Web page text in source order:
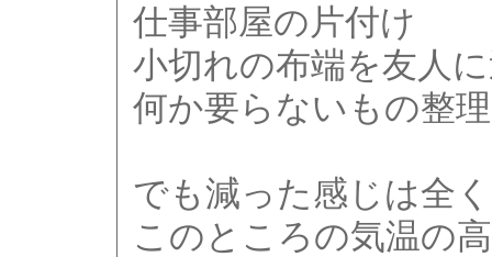
仕事部屋の片付け
小切れの布端を友人
何か要らないもの整
でも減った感じは全
このところの気温の